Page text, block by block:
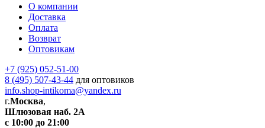
О компании
Доставка
Оплата
Возврат
Оптовикам
+7 (925) 052-51-00
8 (495) 507-43-44 для оптовиков
info.shop-intikoma@yandex.ru
г.Москва,
Шлюзовая наб. 2А
с 10:00 до 21:00